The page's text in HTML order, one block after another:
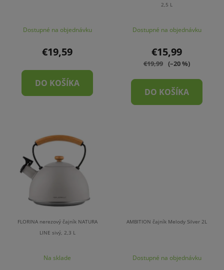
Dostupné na objednávku
€19,59
DO KOŠÍKA
2,5 L
Dostupné na objednávku
€15,99
€19,99 (–20 %)
DO KOŠÍKA
FLORINA nerezový čajník NATURA
LINE sivý, 2,3 L
Na sklade
AMBITION čajník Melody Silver 2L
Dostupné na objednávku